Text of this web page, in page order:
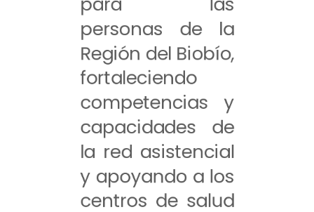
personas de la
Región del Biobío,
fortaleciendo
competencias y
capacidades de
la red asistencial
y apoyando a los
centros de salud